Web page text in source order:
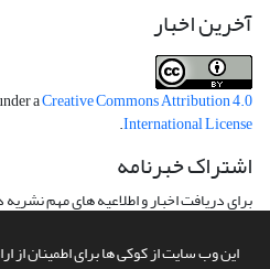
این وب سایت از کوکی ها برای اطمینان از
آخرین اخبار
aCreative Commons Attribution 4.0
International License
.
اشتراک خبرنامه
برای دریافت اخبار و اطلاعیه های مهم